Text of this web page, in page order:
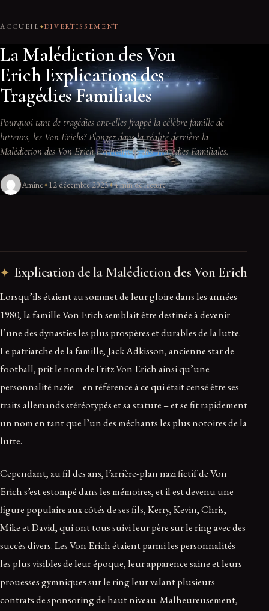
ACCUEIL DIVERTISSEMENT
La Malédiction des Von
Erich Explications des
Tragédies Familiales
Pourquoi tant de tragédies ont-elles frappé la célèbre famille de
lutteurs, les Von Erichs? Plongez dans la réalité derrière la
Malédiction des Von Erich Explications des Tragédies Familiales.
Amine 12 décembre 2023 4 min de lecture
Explication de la Malédiction des Von Erich
Lorsqu’ils étaient au sommet de leur gloire dans les années
1980, la famille Von Erich semblait être destinée à devenir
l’une des dynasties les plus prospères et durables de la lutte.
Le patriarche de la famille, Jack Adkisson, ancienne star de
football, prit le nom de Fritz Von Erich ainsi qu’une
personnalité nazie – en référence à ce qui était censé être ses
traits allemands stéréotypés et sa stature – et se fit rapidement
un nom en tant que l’un des méchants les plus notoires de la
lutte.
Cependant, au fil des ans, l’arrière-plan nazi fictif de Von
Erich s’est estompé dans les mémoires, et il est devenu une
figure populaire aux côtés de ses fils, Kerry, Kevin, Chris,
Mike et David, qui ont tous suivi leur père sur le ring avec des
succès divers. Les Von Erich étaient parmi les personnalités
les plus visibles de leur époque, leur apparence saine et leurs
prouesses gymniques sur le ring leur valant plusieurs
contrats de sponsoring de haut niveau. Malheureusement,